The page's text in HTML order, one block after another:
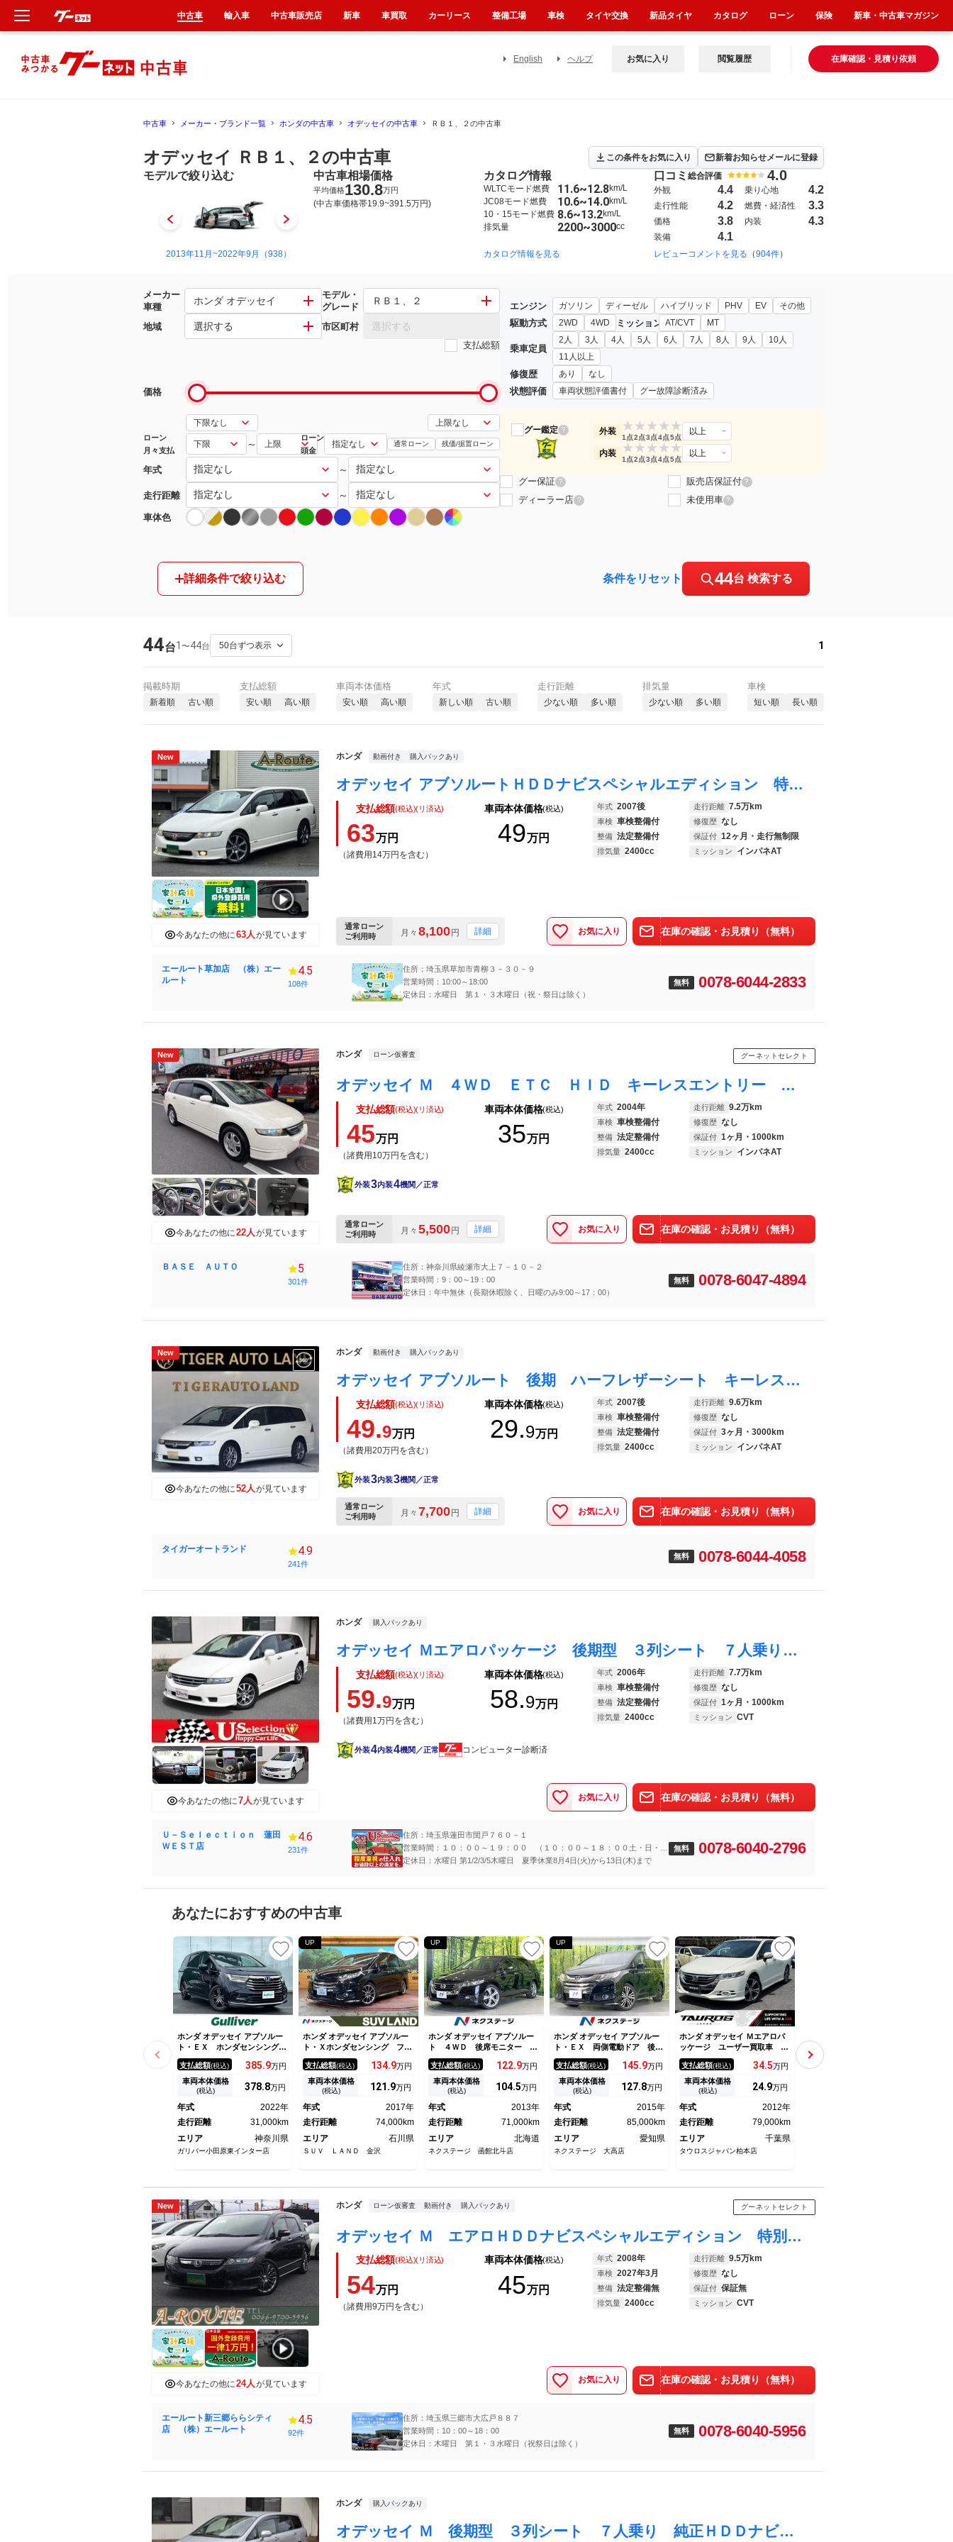
English ヘルプ 在庫確認・見積り依頼
お気に入り 閲覧履歴
中古車 メーカー・ブランド一覧 ホンダの中古車 オデッセイの中古車 ＲＢ１、２の中古車
オデッセイ ＲＢ１、２の中古車 この条件をお気に入り 新着お知らせメールに登録
モデルで絞り込む
2013年11月~2022年9月（938） 2003年10月~2008年10月（43） 1999年12月~2003年10月（18） 1994年10月~1999年12月（8）
中古車相場価格
平均価格130.8万円
(中古車価格帯19.9~391.5万円)
カタログ情報
WLTCモード燃費 11.6~12.8km/L
JC08モード燃費
10.6~14.0km/L
10・15モード燃費 8.6~13.2km/L
排気量
2200~3000cc
カタログ情報を見る
口コミ 総合評価 4.0
外観 4.4 乗り心地 4.2
走行性能 4.2 燃費・経済性 3.3
価格 3.8 内装 4.3
装備 4.1
レビューコメントを見る （904件）
メーカー
車種
ホンダ オデッセイ
モデル・
グレード
ＲＢ１、２
地域 選択する 市区町村 選択する
支払総額
価格
ローン
月々支払
～
ローン
頭金
通常ローン 残価/据置ローン
年式 ～
走行距離 ～
車体色
エンジン ガソリン ディーゼル ハイブリッド PHV EV その他
駆動方式 2WD 4WD ミッション AT/CVT MT
乗車定員
2人 3人 4人 5人 6人 7人 8人 9人
10人
11人以上
修復歴 あり なし
状態評価 車両状態評価書付 グー故障診断済み
グー鑑定 ? 外装 ★
1点
★
2点
★
3点
★
4点
★
5点
以上
内装 ★
1点
★
2点
★
3点
★
4点
★
5点
以上
グー保証 ? 販売店保証付 ?
ディーラー店 ? 未使用車 ?
詳細条件で絞り込む 条件をリセット 44台 検索する
44台1 〜44台 1
掲載時期
新着順 古い順
支払総額
安い順 高い順
車両本体価格
安い順 高い順
年式
新しい順 古い順
走行距離
少ない順 多い順
排気量
少ない順 多い順
車検
短い順 長い順
New
今あなたの他に63人が見ています
ホンダ 動画付き 購入パックあり
オデッセイ アブソルートＨＤＤナビスペシャルエディション 特別仕様車 後期型 サンルーフ 黒半革 純正エアロ ドラレコ クルコン キーレス 純正ＨＤＤナビ ＣＤ／ＤＶＤ再生 音楽録音 バックカメラ ＨＩＤライト フォグ オートライト ＥＴＣ 純正１８アルミ
支払総額(税込)(リ済込)
63万円
（諸費用14万円を含む）
車両本体価格(税込)
49万円
年式 2007後 走行距離 7.5万km
車検 車検整備付 修復歴 なし
整備 法定整備付 保証付 12ヶ月・走行無制限
排気量 2400cc ミッション インパネAT
通常ローン
ご利用時
月々 8,100円 詳細 お気に入り 在庫の確認・お見積り（無料）
エールート草加店 （株）エー
ルート
4.5
108件
住所：埼玉県草加市青柳３－３０－９
営業時間：10:00～18:00
定休日：水曜日 第１・３木曜日（祝・祭日は除く）
無料 0078-6044-2833
New
今あなたの他に22人が見ています
ホンダ ローン仮審査 グーネットセレクト
オデッセイ Ｍ ４ＷＤ ＥＴＣ ＨＩＤ キーレスエントリー 電動格納ミラー ＡＴ アルミホイール ＣＤ 記録簿 盗難防止システム 衝突安全ボディ ＡＢＳ エアコン パワーステアリング パワーウィンドウ
支払総額(税込)(リ済込)
45万円
（諸費用10万円を含む）
車両本体価格(税込)
35万円
年式 2004年 走行距離 9.2万km
車検 車検整備付 修復歴 なし
整備 法定整備付 保証付 1ヶ月・1000km
排気量 2400cc ミッション インパネAT
外装3内装4機関／正常
通常ローン
ご利用時
月々 5,500円 詳細 お気に入り 在庫の確認・お見積り（無料）
ＢＡＳＥ ＡＵＴＯ 5
301件
住所：神奈川県綾瀬市大上７－１０－２
営業時間：9：00～19：00
定休日：年中無休（長期休暇除く、日曜のみ9:00～17：00）
無料 0078-6047-4894
New
今あなたの他に52人が見ています
ホンダ 動画付き 購入パックあり
オデッセイ アブソルート 後期 ハーフレザーシート キーレス ＨＤＤナビ フルセグ ＤＶＤ ＣＤ Ｍサーバー ＥＴＣ クルコン ＨＩＤ フォグ フルフラットシート 電格ウィンカーミラー フロントエアロ １７ＡＷ
支払総額(税込)(リ済込)
49.9万円
（諸費用20万円を含む）
車両本体価格(税込)
29.9万円
年式 2007後 走行距離 9.6万km
車検 車検整備付 修復歴 なし
整備 法定整備付 保証付 3ヶ月・3000km
排気量 2400cc ミッション インパネAT
外装3内装3機関／正常
通常ローン
ご利用時
月々 7,700円 詳細 お気に入り 在庫の確認・お見積り（無料）
タイガーオートランド 4.9
241件
無料 0078-6044-4058
今あなたの他に7人が見ています
ホンダ 購入パックあり
オデッセイ Ｍエアロパッケージ 後期型 ３列シート ７人乗り 純正ＨＤＤナビ バックカメラ ＣＤ／ＤＶＤ／ＭＳ再生 ＥＴＣ キーレス エアロ リアスポ 純正１６インチアルミ オートＷエアコン
支払総額(税込)(リ済込)
59.9万円
（諸費用1万円を含む）
車両本体価格(税込)
58.9万円
年式 2006年 走行距離 7.7万km
車検 車検整備付 修復歴 なし
整備 法定整備付 保証付 1ヶ月・1000km
排気量 2400cc ミッション CVT
外装4内装4機関／正常 コンピューター診断済
お気に入り 在庫の確認・お見積り（無料）
Ｕ－Ｓｅｌｅｃｔｉｏｎ 蓮田
ＷＥＳＴ店
4.6
231件
住所：埼玉県蓮田市閏戸７６０－１
営業時間：１０：００～１９：００ （１０：００～１８：００土・日・
祝）
定休日：水曜日 第1/2/3/5木曜日 夏季休業8月4日(火)から13日(木)まで
無料 0078-6040-2796
あなたにおすすめの中古車
ホンダ オデッセイ アブソルー
ト・ＥＸ ホンダセンシング
レーダークルーズ レーンキー
プ ブラインドスポット パド
ルシフト ジェスチャー両側パ
ワースライド パワーバックド
１２．８インチフリップダウン
モニター
支払総額(税込) 385.9万円
車両本体価格
(税込) 378.8万円
年式
2022年
走行距離
31,000km
エリア
神奈川県
ガリバー小田原東インター店
UP
ホンダ オデッセイ アブソルー
ト・Ｘホンダセンシング フル
エアロ 両側電動ドア ＳＤナ
ビ バックカメラ パワーシー
ト ビルトインＥＴＣ クルコ
ン ＬＥＤヘッド オートハイ
エアコン リアエアコン Ｂｌ
ｕｅｔｏｏｔｈ 禁煙車
支払総額(税込) 134.9万円
車両本体価格
(税込) 121.9万円
年式
2017年
走行距離
74,000km
エリア
石川県
ＳＵＶ ＬＡＮＤ 金沢
UP
ホンダ オデッセイ アブソルー
ト ４ＷＤ 後席モニター バ
ックカメラ 寒冷地仕様 禁煙
車 ハーフレザーシート パワ
ーシート コーナーセンサー
スマートキー ＨＩＤヘッド
純正１８インチアルミ オート
ライト
支払総額(税込) 122.9万円
車両本体価格
(税込) 104.5万円
年式
2013年
走行距離
71,000km
エリア
北海道
ネクステージ 函館北斗店
UP
ホンダ オデッセイ アブソルー
ト・ＥＸ 両側電動ドア 後席
モニター 純正ナビ 全周囲カ
メラ 衝突被害軽減システム
レーダークルーズ 禁煙車 パ
ワーシート ドラレコ スマー
Ｃ 純正１８インチアルミ
支払総額(税込) 145.9万円
車両本体価格
(税込) 127.8万円
年式
2015年
走行距離
85,000km
エリア
愛知県
ネクステージ 大高店
ホンダ オデッセイ Ｍエアロパ
ッケージ ユーザー買取車 純
正ナビ バックカメラ ＴＶ
ＥＴＣ 純正アルミホイール
ＨＩＤヘッドライト ＡＡ／Ｃ
エアコン スマートキー ＡＢ
支払総額(税込) 34.5万円
車両本体価格
(税込) 24.9万円
年式
2012年
走行距離
79,000km
エリア
千葉県
タウロスジャパン柏本店
ト・ＥＸ ７人 ＨｏｎｄａＳ
ＥＮＳＩＮＧ 全周囲カメラ
メモリーナビ ＥＴＣ２．０
支払総額
New
今あなたの他に24人 が見ています
ホンダ ローン仮審査 動画付き 購入パックあり グーネットセレクト
オデッセイ Ｍ エアロＨＤＤナビスペシャルエディション 特別仕様車 後期 純正フルエアロ ＲＡＹＳ１８インチＡＷ ＨＤＤインターナビ バックカメラ 純正コーナーセンサー ＨＩＤヘッドライト キーレスキー ドライブレコーダー 電格ウィンカードアミラー ＥＴＣ
支払総額(税込)(リ済込)
54万円
（諸費用9万円を含む）
車両本体価格(税込)
45万円
年式 2008年 走行距離 9.5万km
車検 2027年3月 修復歴 なし
整備 法定整備無 保証付 保証無
排気量 2400cc ミッション CVT
お気に入り 在庫の確認・お見積り（無料）
エールート新三郷ららシティ
店 （株）エールート
4.5
92件
住所：埼玉県三郷市大広戸８８７
営業時間：10：00～18：00
定休日：木曜日 第１・３水曜日（祝祭日は除く）
無料 0078-6040-5956
ホンダ 購入パックあり
オデッセイ Ｍ 後期型 ３列シート ７人乗り 純正ＨＤＤナビ ＣＤ／ＤＶＤ／ＭＳ再生 バックカメラ ＥＴＣ キーレス スペアキー ＨＩＤライト フォグランプ 純正１６インチアルミ
中古車 輸入車 中古車販売店 新車 車買取 カーリース 整備工場 車検 タイヤ交換 新品タイヤ カタログ ローン 保険 新車・中古車マガジン
新車